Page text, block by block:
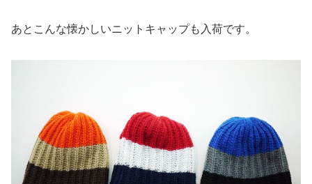
あとこんな懐かしいニットキャップも入荷です。